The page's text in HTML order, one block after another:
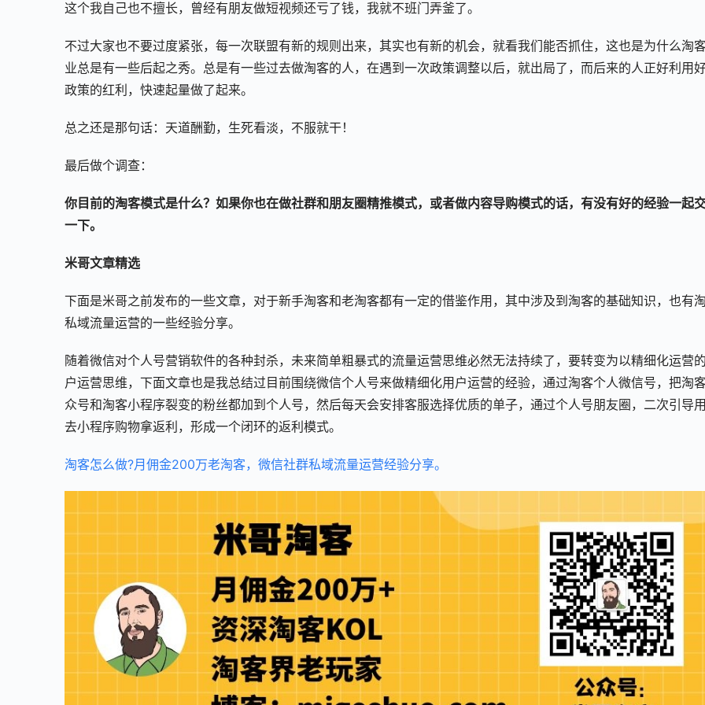
这个我自己也不擅长，曾经有朋友做短视频还亏了钱，我就不班门弄釜了。
不过大家也不要过度紧张，每一次联盟有新的规则出来，其实也有新的机会，就看我们能否抓住，这也是为什么淘
业总是有一些后起之秀。总是有一些过去做淘客的人，在遇到一次政策调整以后，就出局了，而后来的人正好利用
政策的红利，快速起量做了起来。
总之还是那句话：天道酬勤，生死看淡，不服就干！
最后做个调查：
你目前的淘客模式是什么？如果你也在做社群和朋友圈精推模式，或者做内容导购模式的话，有没有好的经验一起
一下。
米哥文章精选
下面是米哥之前发布的一些文章，对于新手淘客和老淘客都有一定的借鉴作用，其中涉及到淘客的基础知识，也有
私域流量运营的一些经验分享。
随着微信对个人号营销软件的各种封杀，未来简单粗暴式的流量运营思维必然无法持续了，要转变为以精细化运营
户运营思维，下面文章也是我总结过目前围绕微信个人号来做精细化用户运营的经验，通过淘客个人微信号，把淘
众号和淘客小程序裂变的粉丝都加到个人号，然后每天会安排客服选择优质的单子，通过个人号朋友圈，二次引导
去小程序购物拿返利，形成一个闭环的返利模式。
淘客怎么做?月佣金200万老淘客，微信社群私域流量运营经验分享。